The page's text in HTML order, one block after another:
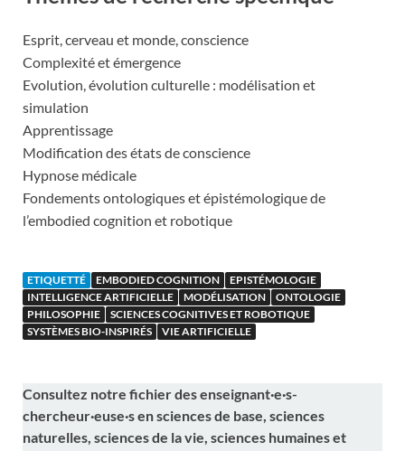
Esprit, cerveau et monde, conscience
Complexité et émergence
Evolution, évolution culturelle : modélisation et
simulation
Apprentissage
Modification des états de conscience
Hypnose médicale
Fondements ontologiques et épistémologique de
l’embodied cognition et robotique
ETIQUETTÉ EMBODIED COGNITION
EPISTÉMOLOGIE
INTELLIGENCE ARTIFICIELLE
MODÉLISATION
ONTOLOGIE
PHILOSOPHIE
SCIENCES COGNITIVES ET ROBOTIQUE
SYSTÈMES BIO-INSPIRÉS
VIE ARTIFICIELLE
Consultez notre fichier des enseignant·e·s-
chercheur·euse·s en sciences de base, sciences
naturelles, sciences de la vie, sciences humaines et